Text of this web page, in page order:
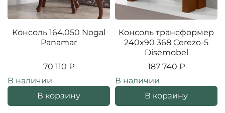
Консоль 164.050 Nogal
Panamar
70 110 ₽
В наличии
В корзину
Консоль трансформер
240x90 368 Cerezo-5
Disemobel
187 740 ₽
В наличии
В корзину